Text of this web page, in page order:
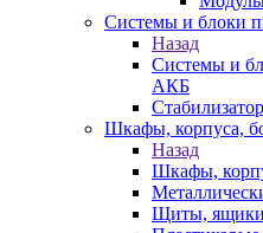
Системы и блоки
Назад
Системы и
АКБ
Шкафы, корпуса,
Назад
Шкафы,
Щиты, ящики